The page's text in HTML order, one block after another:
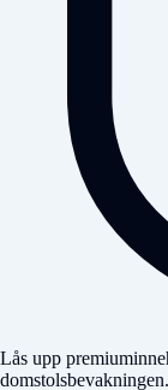
Lås upp
domstolsbevakningen.